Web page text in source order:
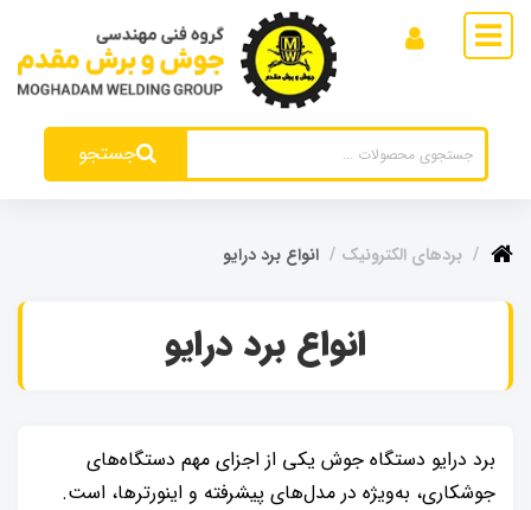
جستجو
بردهای الکترونیک انواع برد درایو
انواع برد درایو
برد درایو دستگاه جوش یکی از اجزای مهم دستگاه‌های
جوشکاری، به‌ویژه در مدل‌های پیشرفته و اینورترها، است.